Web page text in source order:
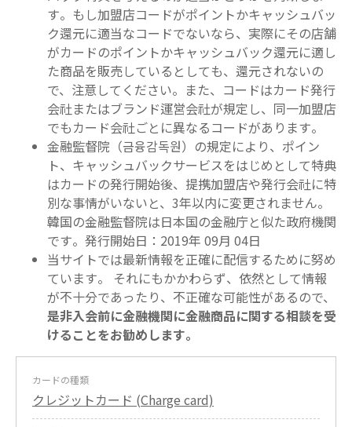
す。もし加盟店コードがポイントかキャッシュバッ
ク還元に適当なコードでないなら、実際にその店舗
がカードのポイントかキャッシュバック還元に適し
た商品を販売しているとしても、還元されないの
で、注意してください。また、コードはカード発行
会社またはブランド運営会社が規定し、同一加盟店
でもカード会社ごとに異なるコードがあります。
金融監督院（금융감독원）の規定により、ポイン
ト、キャッシュバックサービスをはじめとして特典
はカードの発行開始後、提携加盟店や発行会社に特
別な事情がいないと、3年以内に変更されません。
韓国の金融監督院は日本国の金融庁と似た政府機関
です。発行開始日：2019年 09月 04日
当サイトでは最新情報を正確に配信するために努め
ています。 それにもかかわらず、依然として情報
が不十分であったり、不正確な可能性があるので、
是非入会前に金融機関に金融商品に関する相談を受
けることをお勧めします。
カードの種類
クレジットカード (Charge card)